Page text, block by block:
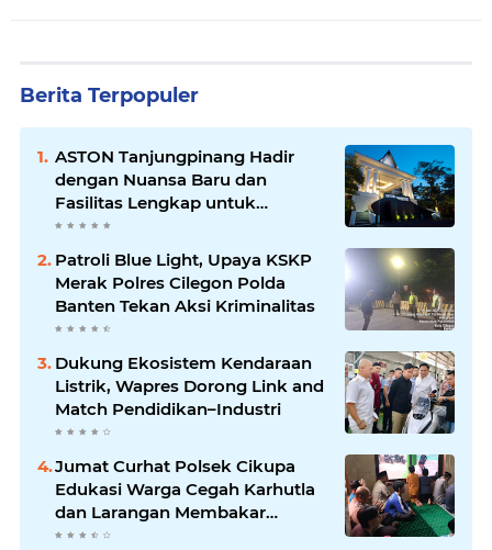
Berita Terpopuler
ASTON Tanjungpinang Hadir
dengan Nuansa Baru dan
Fasilitas Lengkap untuk
Kenyamanan Tamu
Patroli Blue Light, Upaya KSKP
Merak Polres Cilegon Polda
Banten Tekan Aksi Kriminalitas
Dukung Ekosistem Kendaraan
Listrik, Wapres Dorong Link and
Match Pendidikan–Industri
Jumat Curhat Polsek Cikupa
Edukasi Warga Cegah Karhutla
dan Larangan Membakar
Sampah